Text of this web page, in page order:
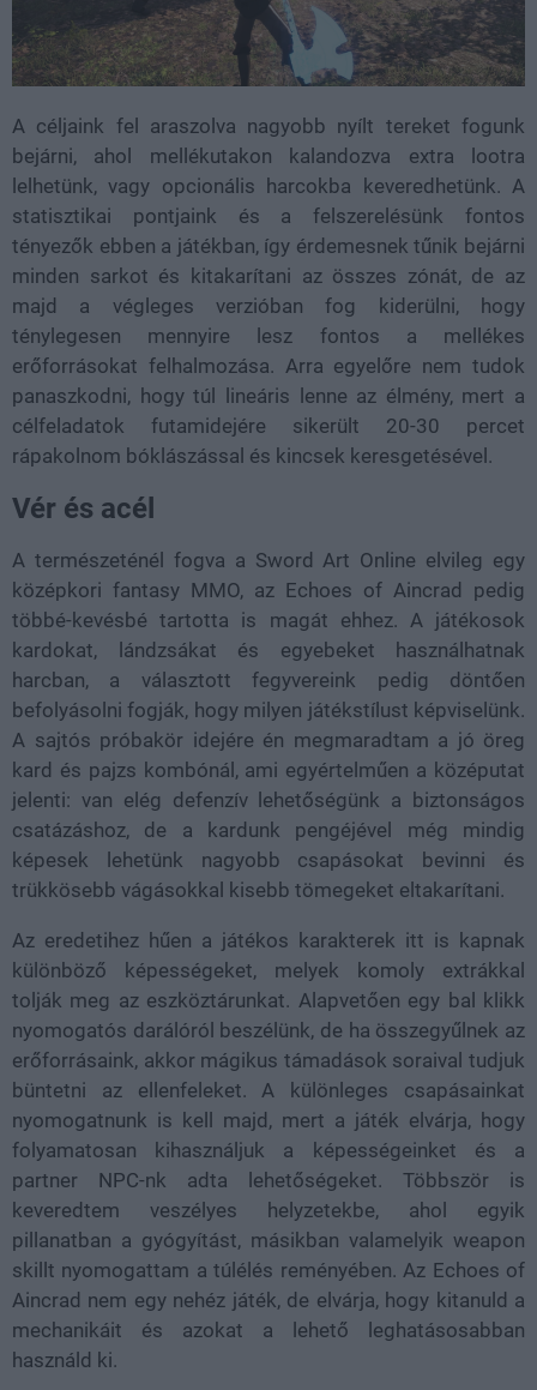
A céljaink fel araszolva nagyobb nyílt tereket fogunk
bejárni, ahol mellékutakon kalandozva extra lootra
lelhetünk, vagy opcionális harcokba keveredhetünk. A
statisztikai pontjaink és a felszerelésünk fontos
tényezők ebben a játékban, így érdemesnek tűnik bejárni
minden sarkot és kitakarítani az összes zónát, de az
majd a végleges verzióban fog kiderülni, hogy
ténylegesen mennyire lesz fontos a mellékes
erőforrásokat felhalmozása. Arra egyelőre nem tudok
panaszkodni, hogy túl lineáris lenne az élmény, mert a
célfeladatok futamidejére sikerült 20-30 percet
rápakolnom bóklászással és kincsek keresgetésével.
Vér és acél
A természeténél fogva a Sword Art Online elvileg egy
középkori fantasy MMO, az Echoes of Aincrad pedig
többé-kevésbé tartotta is magát ehhez. A játékosok
kardokat, lándzsákat és egyebeket használhatnak
harcban, a választott fegyvereink pedig döntően
befolyásolni fogják, hogy milyen játékstílust képviselünk.
A sajtós próbakör idejére én megmaradtam a jó öreg
kard és pajzs kombónál, ami egyértelműen a középutat
jelenti: van elég defenzív lehetőségünk a biztonságos
csatázáshoz, de a kardunk pengéjével még mindig
képesek lehetünk nagyobb csapásokat bevinni és
trükkösebb vágásokkal kisebb tömegeket eltakarítani.
Az eredetihez hűen a játékos karakterek itt is kapnak
különböző képességeket, melyek komoly extrákkal
tolják meg az eszköztárunkat. Alapvetően egy bal klikk
nyomogatós darálóról beszélünk, de ha összegyűlnek az
erőforrásaink, akkor mágikus támadások soraival tudjuk
büntetni az ellenfeleket. A különleges csapásainkat
nyomogatnunk is kell majd, mert a játék elvárja, hogy
folyamatosan kihasználjuk a képességeinket és a
partner NPC-nk adta lehetőségeket. Többször is
keveredtem veszélyes helyzetekbe, ahol egyik
pillanatban a gyógyítást, másikban valamelyik weapon
skillt nyomogattam a túlélés reményében. Az Echoes of
Aincrad nem egy nehéz játék, de elvárja, hogy kitanuld a
mechanikáit és azokat a lehető leghatásosabban
használd ki.